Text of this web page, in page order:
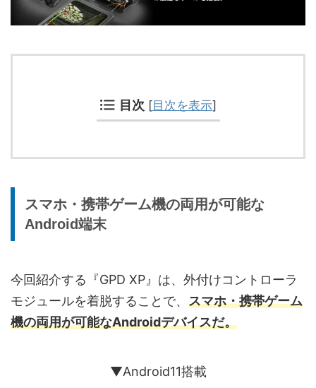
目次 [目次を表示]
スマホ・携帯ゲーム機の両用が可能な
Android端末
今回紹介する『GPD XP』は、外付けコントローラ
モジュールを着脱することで、 スマホ・携帯ゲーム
機の両用が可能なAndroidデバイスだ。
▼Android11搭載